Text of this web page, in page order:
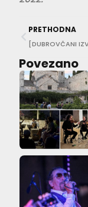
PRETHODNA
Povezano